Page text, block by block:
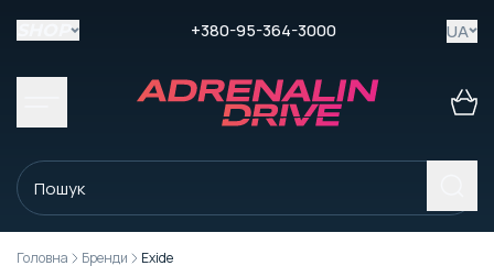
+380-95-364-3000 UA
Головна Бренди Exide